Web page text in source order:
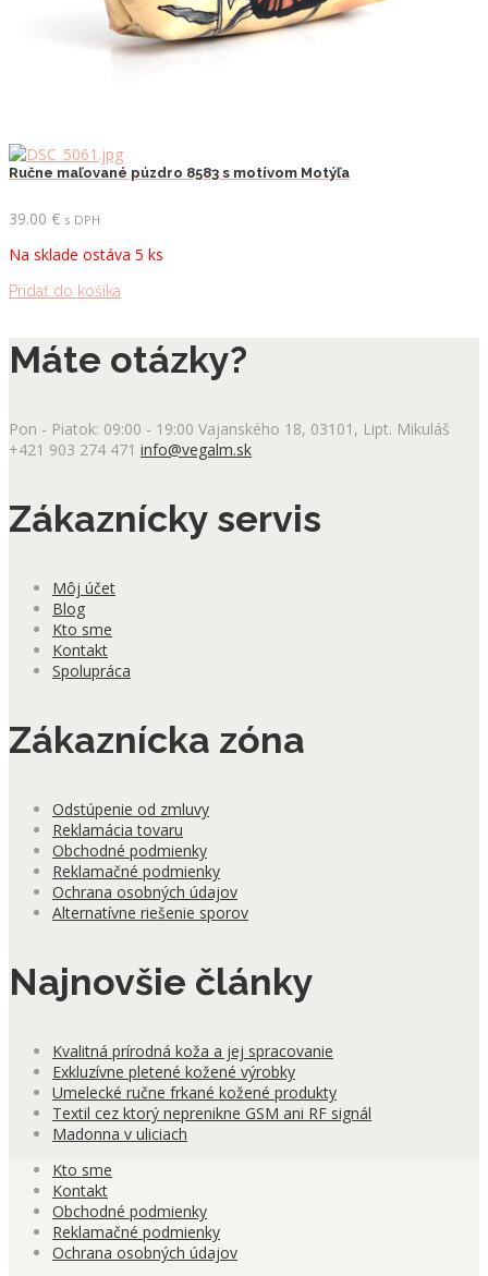
Ručne maľované púzdro 8583 s motívom Motýľa
39.00 € s DPH
Na sklade ostáva 5 ks
Pridať do košíka
Máte otázky?
Pon - Piatok: 09:00 - 19:00 Vajanského 18, 03101, Lipt. Mikuláš
+421 903 274 471 info@vegalm.sk
Zákaznícky servis
Môj účet
Blog
Kto sme
Kontakt
Spolupráca
Zákaznícka zóna
Odstúpenie od zmluvy
Reklamácia tovaru
Obchodné podmienky
Reklamačné podmienky
Ochrana osobných údajov
Alternatívne riešenie sporov
Najnovšie články
Kvalitná prírodná koža a jej spracovanie
Exkluzívne pletené kožené výrobky
Umelecké ručne frkané kožené produkty
Textil cez ktorý neprenikne GSM ani RF signál
Madonna v uliciach
Kto sme
Kontakt
Obchodné podmienky
Reklamačné podmienky
Ochrana osobných údajov